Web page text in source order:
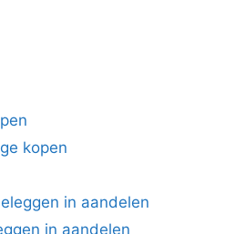
kopen
in aandelen
in aandelen